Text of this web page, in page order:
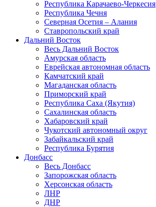
Республика Карачаево-Черкесия
Республика Чечня
Северная Осетия – Алания
Ставропольский край
Дальний Восток
Весь Дальний Восток
Амурская область
Еврейская автономная область
Камчатский край
Магаданская область
Приморский край
Республика Саха (Якутия)
Сахалинская область
Хабаровский край
Чукотский автономный округ
Забайкальский край
Республика Бурятия
Донбасс
Весь Донбасс
Запорожская область
Херсонская область
ЛНР
ДНР